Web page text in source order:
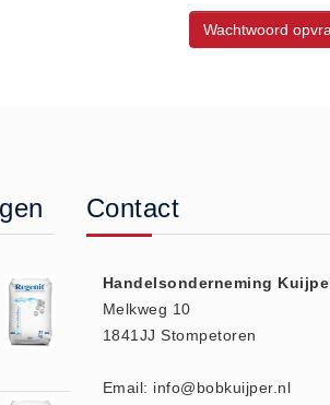
Contact
Handelsonderneming
Melkweg 10
1841JJ Stompetoren
Email: info@bobkuijper.nl